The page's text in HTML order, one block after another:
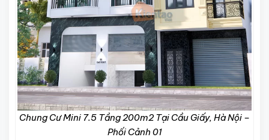
Chung Cư Mini 7.5 Tầng 200m2 Tại Cầu Giấy, Hà Nội –
Phối Cảnh 01